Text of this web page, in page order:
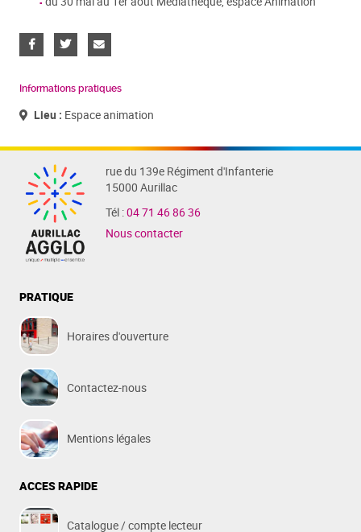
Informations pratiques
Lieu : Espace animation
rue du 139e Régiment d'Infanterie
15000 Aurillac
Tél :04 71 46 86 36
Nous contacter
PRATIQUE
Horaires d'ouverture
Contactez-nous
Mentions légales
ACCES RAPIDE
Catalogue / compte lecteur